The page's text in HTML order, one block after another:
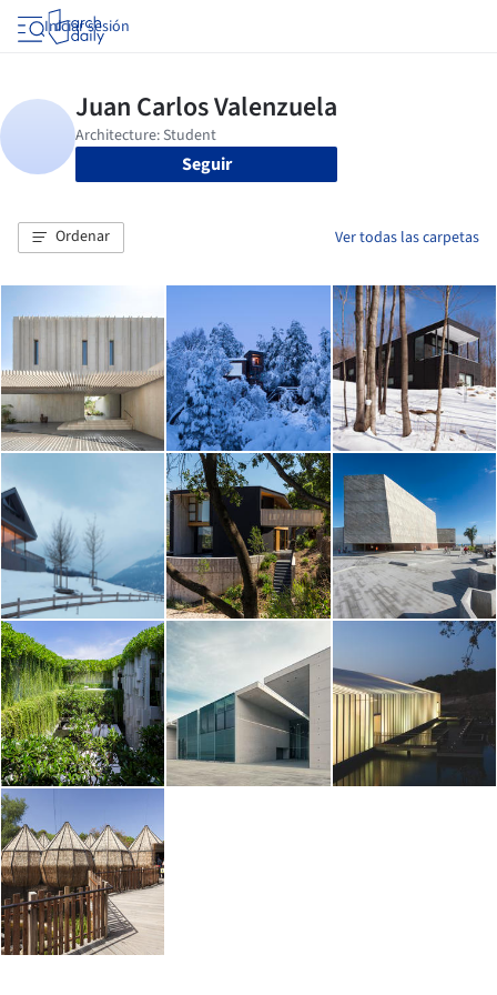
Iniciar sesión
Seguir
Ordenar Ver todas las carpetas